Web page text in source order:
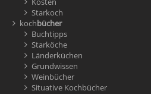
Starkoch
kochbücher
Buchtipps
Starköche
Länderküchen
Grundwissen
Weinbücher
Situative Kochbücher